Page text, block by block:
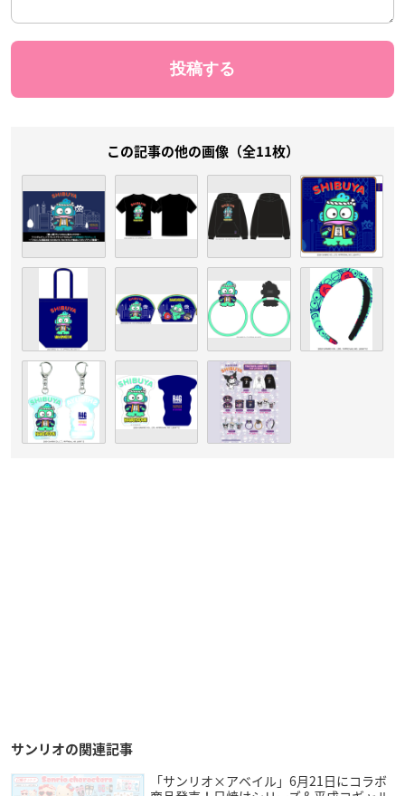
この記事の他の画像（全11枚）
サンリオの関連記事
「サンリオ×アベイル」6月21日にコラボ